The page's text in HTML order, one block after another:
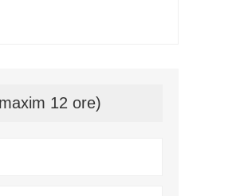
12 ore)